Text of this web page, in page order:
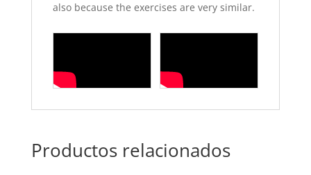
also because the exercises are very similar.
Productos relacionados